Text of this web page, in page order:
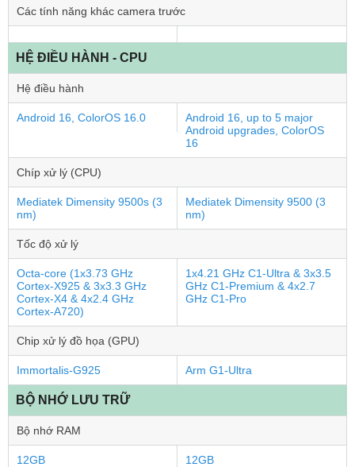
Các tính năng khác camera trước
HỆ ĐIỀU HÀNH - CPU
Hệ điều hành
Android 16, ColorOS 16.0
Android 16, up to 5 major
Android upgrades, ColorOS
16
Chíp xử lý (CPU)
Mediatek Dimensity 9500s (3
nm)
Mediatek Dimensity 9500 (3
nm)
Tốc độ xử lý
Octa-core (1x3.73 GHz
Cortex-X925 & 3x3.3 GHz
Cortex-X4 & 4x2.4 GHz
Cortex-A720)
1x4.21 GHz C1-Ultra & 3x3.5
GHz C1-Premium & 4x2.7
GHz C1-Pro
Chip xử lý đồ họa (GPU)
Immortalis-G925 Arm G1-Ultra
BỘ NHỚ LƯU TRỮ
Bộ nhớ RAM
12GB 12GB